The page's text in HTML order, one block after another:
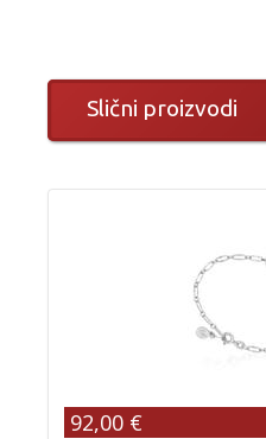
Slični proizvodi
92,00 €